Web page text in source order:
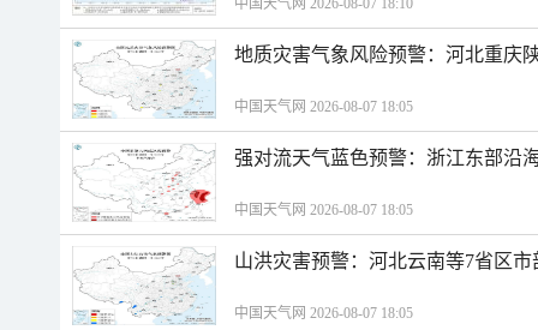
中国天气网 2026-08-07 18:10
地质灾害气象风险预警：河北重庆
中国天气网 2026-08-07 18:05
强对流天气蓝色预警：浙江东部沿
中国天气网 2026-08-07 18:05
山洪灾害预警：河北云南等7省区
中国天气网 2026-08-07 18:05